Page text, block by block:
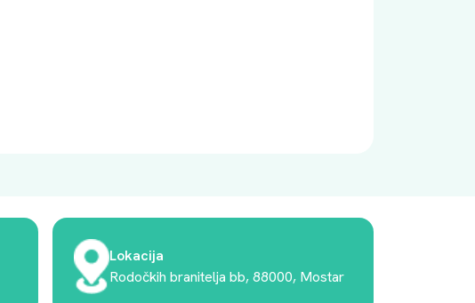
Lokacija
Rodočkih branitelja bb, 88000, Mostar